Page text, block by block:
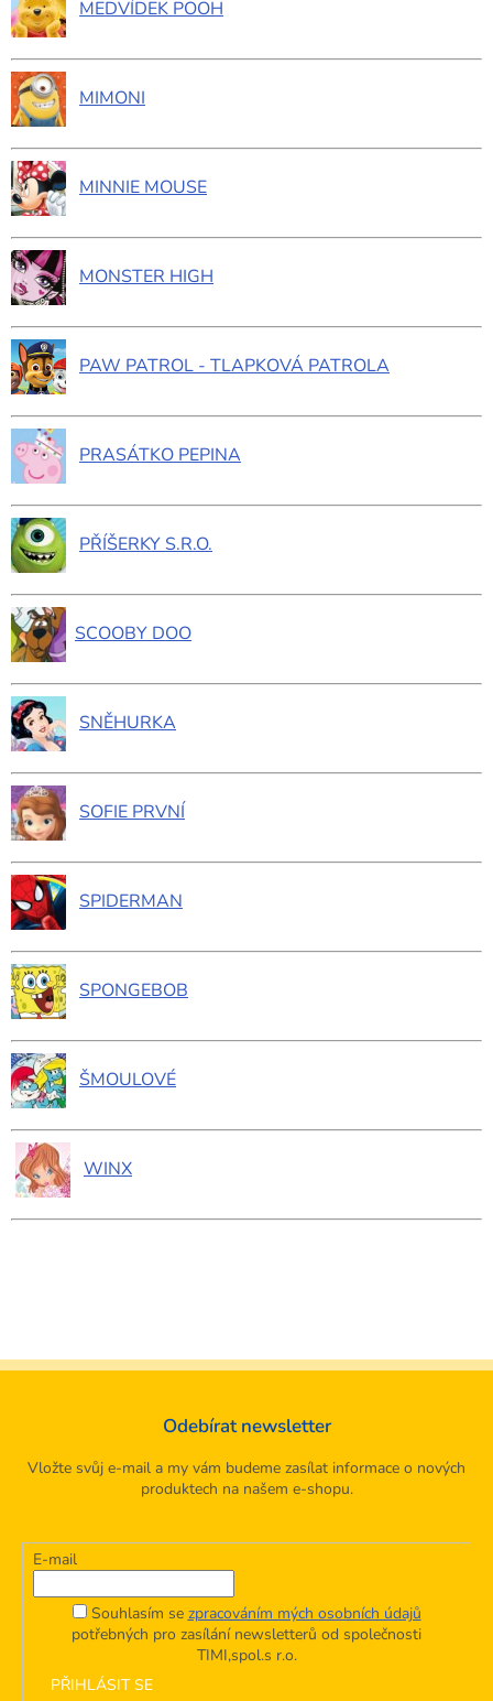
MEDVÍDEK POOH
MIMONI
MINNIE MOUSE
MONSTER HIGH
PAW PATROL - TLAPKOVÁ PATROLA
PRASÁTKO PEPINA
PŘÍŠERKY S.R.O.
SCOOBY DOO
SNĚHURKA
SOFIE PRVNÍ
SPIDERMAN
SPONGEBOB
ŠMOULOVÉ
WINX
Odebírat newsletter
Vložte svůj e-mail a my vám budeme zasílat informace o nových
produktech na našem e-shopu.
E-mail
Souhlasím se zpracováním mých osobních údajů
potřebných pro zasílání newsletterů od společnosti
TIMI,spol.s r.o.
PŘIHLÁSIT SE